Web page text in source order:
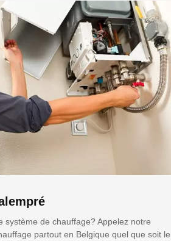
système de chauffage? Appelez notre
partout en Belgique quel que soit le